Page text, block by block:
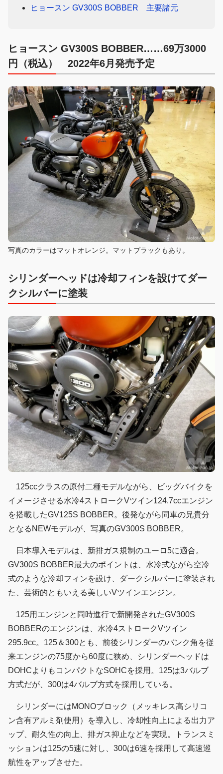
ヒョースン GV300S BOBBER 主要諸元
ヒョースン GV300S BOBBER……69万3000
円（税込） 2022年6月発売予定
写真のカラーはマットオレンジ。マットブラックもあり。
シリンダーヘッドは冷却フィンを設けてダー
クシルバーに塗装
125ccクラスの原付二種モデルながら、ビッグバイクを
イメージさせる水冷4ストロークVツイン124.7ccエンジン
を搭載したGV125S BOBBER。後発ながら同車の兄貴分
となるNEWモデルが、写真のGV300S BOBBER。
日本導入モデルは、新排ガス規制のユーロ5に適合。
GV300S BOBBER最大のポイントは、水冷式ながら空冷
式のような冷却フィンを設け、ダークシルバーに塗装され
た、芸術的ともいえる美しいVツインエンジン。
125用エンジンと同時進行で新開発されたGV300S
BOBBERのエンジンは、水冷4ストロークVツイン
295.9cc。125＆300とも、前後シリンダーのバンク角を従
来エンジンの75度から60度に狭め、シリンダーヘッドは
DOHCよりもコンパクトなSOHCを採用。125は3バルブ
方式だが、300は4バルブ方式を採用している。
シリンダーにはMONOブロック（メッキレス高シリコ
ン含有アルミ剤使用）を導入し、冷却性向上による出力ア
ップ、耐久性の向上、排ガス抑止などを実現。トランスミ
ッションは125の5速に対し、300は6速を採用して高速巡
航性をアップさせた。